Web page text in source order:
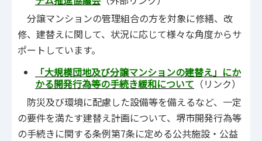
分譲マンションの管理組合の方を対象に修繕、改
修、建替えに関して、状況に応じて様々な角度からサ
ポートしています。
「大規模団地及び分譲マンションの建替え」にか
かる開発行為等の手続き緩和について （リンク）
防災及び環境に配慮した設備等を備えるなど、一定
の要件を満たす建替え計画について、堺市開発行為等
の手続きに関する条例第7条に定める公共施設・公益